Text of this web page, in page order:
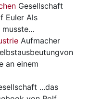
Gesellschaft
Euler Als
musste…
Aufmacher
an einem
...das